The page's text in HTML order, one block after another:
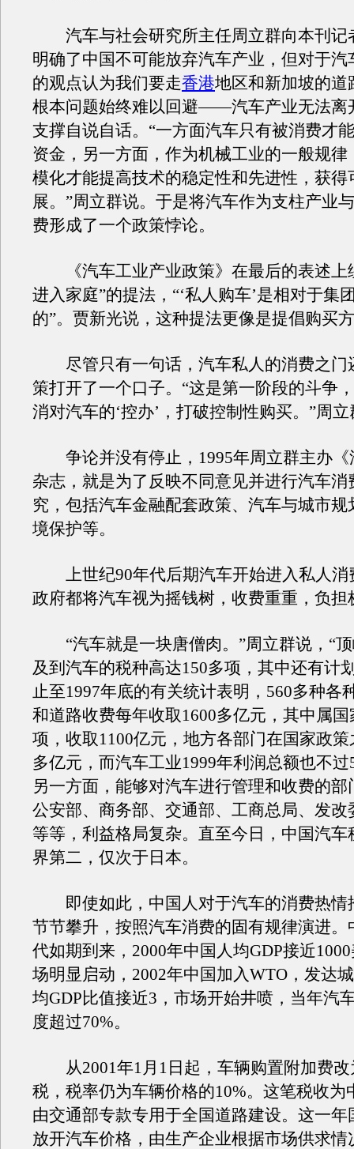
汽车与社会研究所主任周立群向本刊记
明确了中国不可能放弃汽车产业，但对于汽
的观点认为我们要走香港地区和新加坡的道
根本问题始终难以回避——汽车产业无法离
支撑自说自话。“一方面汽车只有被消费才
资金，另一方面，作为机械工业的一般规律
模化才能提高技术的稳定性和先进性，获得
展。”周立群说。于是将汽车作为支柱产业
费形成了一个政策悖论。
《汽车工业产业政策》在最后的表述上
进入家庭”的提法，“‘私人购车’是相对于集
的”。贾新光说，这种提法更像是提倡购买
尽管只有一句话，汽车私人的消费之门
策打开了一个口子。“这是第一阶段的斗争
消对汽车的‘控办’，打破控制性购买。”周
争论并没有停止，1995年周立群主办《
杂志，就是为了反映不同意见并进行汽车消
究，包括汽车金融配套政策、汽车与城市规
境保护等。
上世纪90年代后期汽车开始进入私人消
政府都将汽车视为摇钱树，收费重重，负担
“汽车就是一块唐僧肉。”周立群说，“顶
及到汽车的税种高达150多项，其中还有计
止至1997年底的有关统计表明，560多种各
和道路收费每年收取1600多亿元，其中属
项，收取1100亿元，地方各部门在国家政策
多亿元，而汽车工业1999年利润总额也不过
另一方面，能够对汽车进行管理和收费的部
公安部、商务部、交通部、工商总局、发改
等等，利益格局复杂。直至今日，中国汽车
界第二，仅次于日本。
即使如此，中国人对于汽车的消费热情
节节攀升，按照汽车消费的固有规律演进。
代如期到来，2000年中国人均GDP接近
场明显启动，2002年中国加入WTO，发达
均GDP比值接近3，市场开始井喷，当年汽
度超过70%。
从2001年1月1日起，车辆购置附加费改
税，税率仍为车辆价格的10%。这笔税收为
由交通部专款专用于全国道路建设。这一年
放开汽车价格，由生产企业根据市场供求情